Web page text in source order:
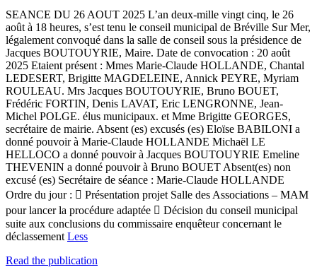
SEANCE DU 26 AOUT 2025 L’an deux-mille vingt cinq, le 26
août à 18 heures, s’est tenu le conseil municipal de Bréville Sur Mer,
légalement convoqué dans la salle de conseil sous la présidence de
Jacques BOUTOUYRIE, Maire. Date de convocation : 20 août
2025 Etaient présent : Mmes Marie-Claude HOLLANDE, Chantal
LEDESERT, Brigitte MAGDELEINE, Annick PEYRE, Myriam
ROULEAU. Mrs Jacques BOUTOUYRIE, Bruno BOUET,
Frédéric FORTIN, Denis LAVAT, Eric LENGRONNE, Jean-
Michel POLGE. élus municipaux. et Mme Brigitte GEORGES,
secrétaire de mairie. Absent (es) excusés (es) Eloïse BABILONI a
donné pouvoir à Marie-Claude HOLLANDE Michaël LE
HELLOCO a donné pouvoir à Jacques BOUTOUYRIE Emeline
THEVENIN a donné pouvoir à Bruno BOUET Absent(es) non
excusé (es) Secrétaire de séance : Marie-Claude HOLLANDE
Ordre du jour :  Présentation projet Salle des Associations – MAM
pour lancer la procédure adaptée  Décision du conseil municipal
suite aux conclusions du commissaire enquêteur concernant le
déclassement Less
Read the publication